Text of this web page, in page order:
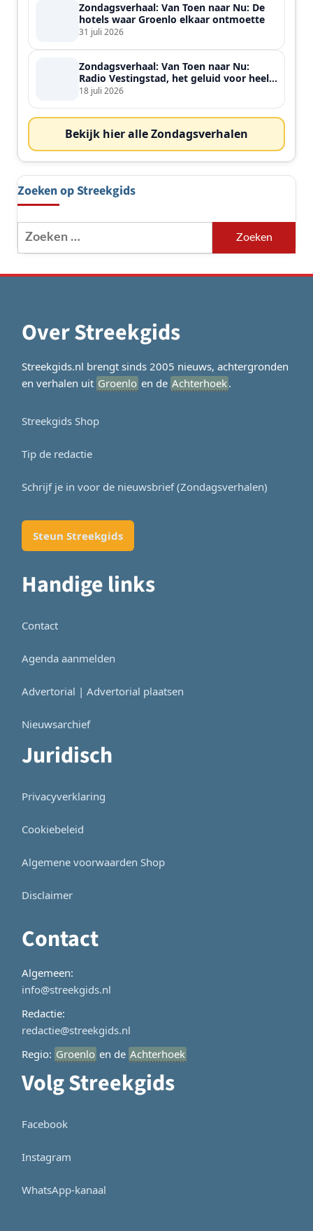
Zondagsverhaal: Van Toen naar Nu: De
hotels waar Groenlo elkaar ontmoette
31 juli 2026
Zondagsverhaal: Van Toen naar Nu:
Radio Vestingstad, het geluid voor heel
de streek
18 juli 2026
Bekijk hier alle Zondagsverhalen
Zoeken op Streekgids
Zoeken
naar:
Over Streekgids
Streekgids.nl brengt sinds 2005 nieuws, achtergronden
en verhalen uit Groenlo en de Achterhoek.
Streekgids Shop
Tip de redactie
Schrijf je in voor de nieuwsbrief (Zondagsverhalen)
Steun Streekgids
Handige links
Contact
Agenda aanmelden
Advertorial | Advertorial plaatsen
Nieuwsarchief
Juridisch
Privacyverklaring
Cookiebeleid
Algemene voorwaarden Shop
Disclaimer
Contact
Algemeen:
info@streekgids.nl
Redactie:
redactie@streekgids.nl
Regio: Groenlo en de Achterhoek
Volg Streekgids
Facebook
Instagram
WhatsApp-kanaal